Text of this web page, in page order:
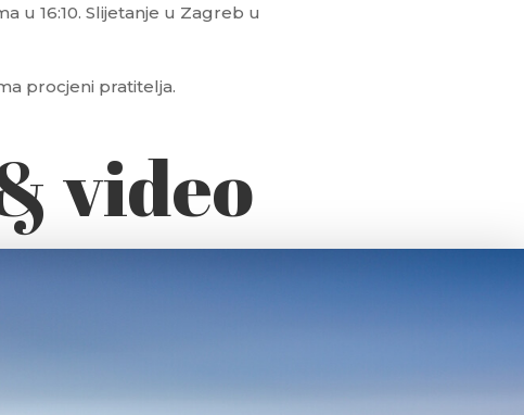
u 16:10. Slijetanje u Zagreb u
procjeni pratitelja.
video